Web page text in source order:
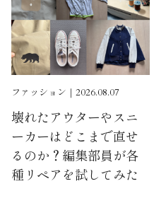
ファッション｜2026.08.07
壊れたアウターやスニ
ーカーはどこまで直せ
るのか？編集部員が各
種リペアを試してみた